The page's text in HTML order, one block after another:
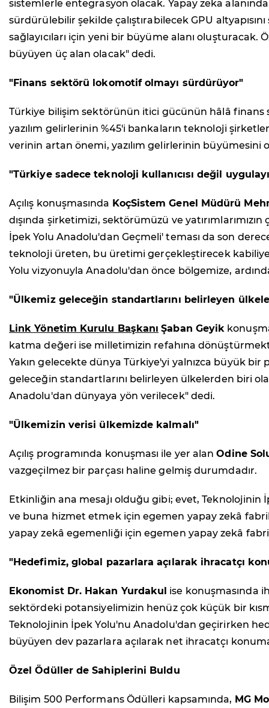
sistemlerle entegrasyon olacak. Yapay zeka
sürdürülebilir şekilde çalıştırabilecek GPU
sağlayıcıları için yeni bir büyüme alanı
büyüyen üç alan olacak" dedi.
"Finans sektörü lokomotif olmayı sürdürüyor"
Türkiye bilişim sektörünün itici gücünün hâlâ
yazılım gelirlerinin %45'i bankaların teknoloji
verinin artan önemi, yazılım gelirlerinin
"Türkiye sadece teknoloji kullanıcısı değil
Açılış konuşmasında KoçSistem Genel Müdürü
dışında şirketimizi, sektörümüzü ve
İpek Yolu Anadolu'dan Geçmeli' teması da son
teknoloji üreten, bu üretimi gerçekleştirecek
Yolu vizyonuyla Anadolu'dan önce bölgemize,
"Ülkemiz geleceğin standartlarını belirleyen
Link Yönetim Kurulu Başkanı Şaban Geyik
katma değeri ise milletimizin refahına
Yakın gelecekte dünya Türkiye'yi yalnızca büyük
geleceğin standartlarını belirleyen ülkelerden biri
Anadolu'dan dünyaya yön verilecek" dedi.
"Ülkemizin verisi ülkemizde kalmalı"
Açılış programında konuşması ile yer alanOdine
vazgeçilmez bir parçası haline gelmiş durumdadır.
Etkinliğin ana mesajı olduğu gibi; evet,
ve buna hizmet etmek için egemen yapay zekâ
yapay zekâ egemenliği için egemen yapay zekâ
"Hedefimiz, global pazarlara açılarak ihracatçı
Ekonomist Dr. Hakan Yurdakul ise konuşmasında
sektördeki potansiyelimizin henüz çok küçük bir
Teknolojinin İpek Yolu'nu Anadolu'dan geçirirken
büyüyen dev pazarlara açılarak net ihracatçı
Özel Ödüller de Sahiplerini Buldu
Bilişim 500 Performans Ödülleri kapsamında, MG